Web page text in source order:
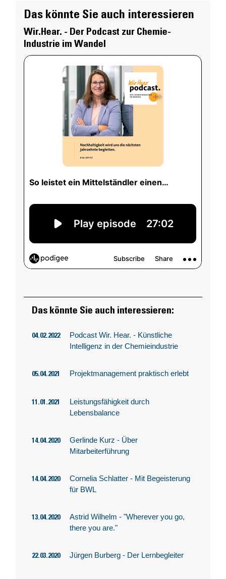
Das könnte Sie auch interessieren
Wir.Hear. - Der Podcast zur Chemie-
Industrie im Wandel
Das könnte Sie auch interessieren:
04.02.2022
Podcast Wir. Hear. - Künstliche
Intelligenz in der Chemieindustrie
05.04.2021 Projektmanagement praktisch erlebt
11.01.2021
Leistungsfähigkeit durch
Lebensbalance
14.04.2020
Gerlinde Kurz - Über
Mitarbeiterführung
14.04.2020
Cornelia Schlatter - Mit Begeisterung
für BWL
13.04.2020
Astrid Wilhelm - "Wherever you go,
there you are."
22.03.2020 Jürgen Burberg - Der Lernbegleiter